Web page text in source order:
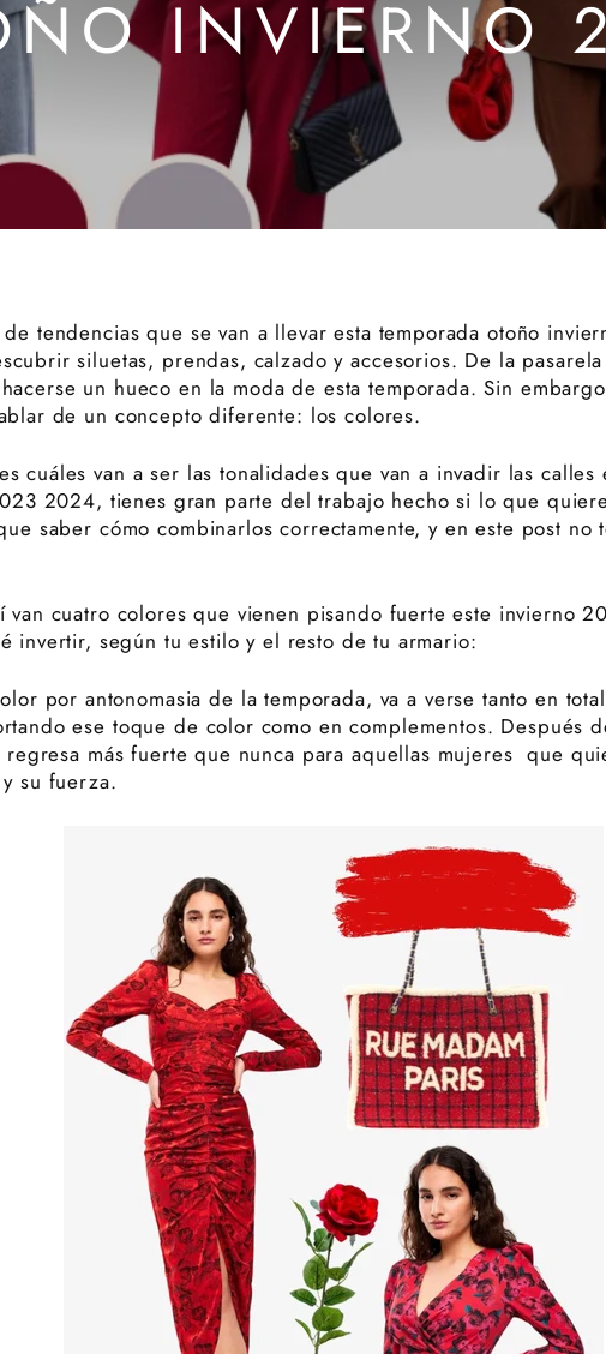
INVIERNO
de tendencias que se van a llevar esta temporada otoño
siluetas, prendas, calzado y accesorios. De la
un hueco en la moda de esta temporada. Sin
de un concepto diferente: los colores.
cuáles van a ser las tonalidades que van a invadir las calles
2024, tienes gran parte del trabajo hecho si lo que
saber cómo combinarlos correctamente, y en este post no
van cuatro colores que vienen pisando fuerte este invierno
invertir, según tu estilo y el resto de tu armario:
por antonomasia de la temporada, va a verse tanto en
ese toque de color como en complementos. Después
más fuerte que nunca para aquellas mujeres que
su fuerza.